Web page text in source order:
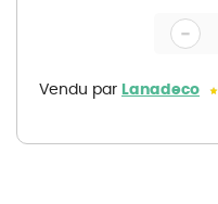
gallery
Vendu par Lanadeco
-